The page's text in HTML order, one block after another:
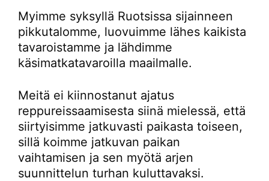
Myimme syksyllä Ruotsissa sijainneen
pikkutalomme, luovuimme lähes kaikista
tavaroistamme ja lähdimme
käsimatkatavaroilla maailmalle.
Meitä ei kiinnostanut ajatus
reppureissaamisesta siinä mielessä, että
siirtyisimme jatkuvasti paikasta toiseen,
sillä koimme jatkuvan paikan
vaihtamisen ja sen myötä arjen
suunnittelun turhan kuluttavaksi.